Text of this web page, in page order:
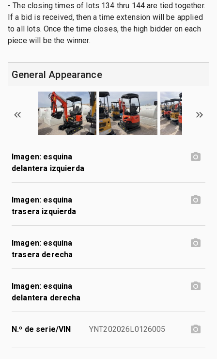
- The closing times of lots 134 thru 144 are tied together.
If a bid is received, then a time extension will be applied
to all lots. Once the time closes, the high bidder on each
piece will be the winner.
General Appearance
Imagen: esquina
delantera izquierda
Imagen: esquina
trasera izquierda
Imagen: esquina
trasera derecha
Imagen: esquina
delantera derecha
N.º de serie/VIN YNT202026L0126005